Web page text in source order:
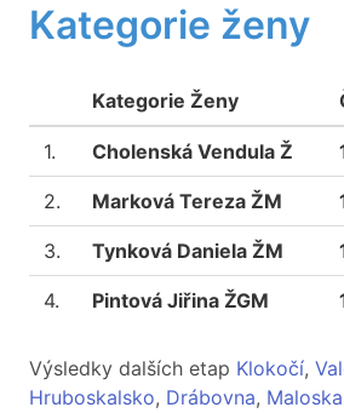
Kategorie ženy
Kategorie Ženy
1. Cholenská Vendula Ž
2. Marková Tereza ŽM
3. Tynková Daniela ŽM
4. Pintová Jiřina ŽGM
Výsledky dalších etap Klokočí,
Hruboskalsko, Drábovna,